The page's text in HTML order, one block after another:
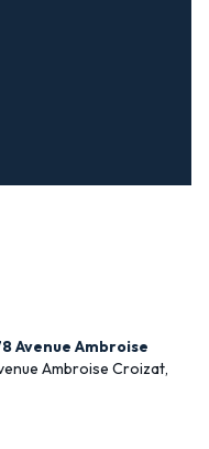
Avenue Ambroise
Ambroise Croizat,